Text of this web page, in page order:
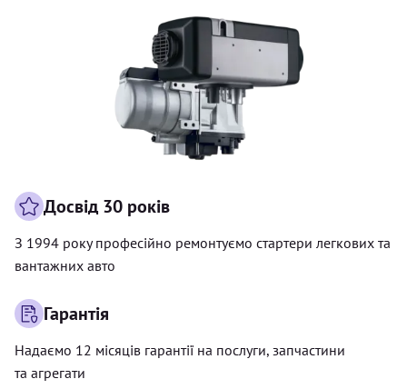
Досвід 30 років
З 1994 року професійно ремонтуємо стартери легкових та
вантажних авто
Гарантія
Надаємо 12 місяців гарантії на послуги, запчастини
та агрегати